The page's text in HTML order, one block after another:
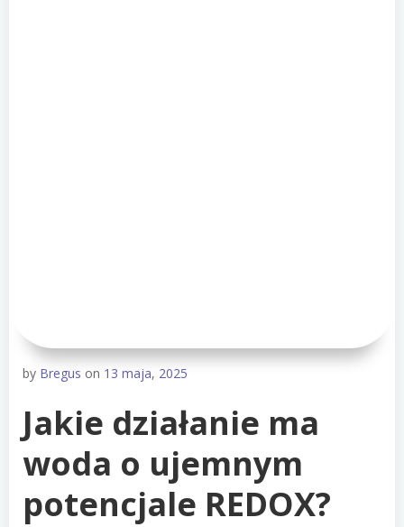
by Bregus on 13 maja, 2025
Jakie działanie ma
woda o ujemnym
potencjale REDOX?